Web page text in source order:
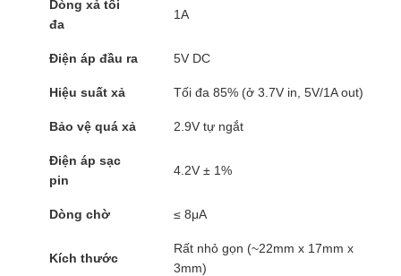
Dòng xả tối
đa
1A
Điện áp đầu ra 5V DC
Hiệu suất xả Tối đa 85% (ở 3.7V in, 5V/1A out)
Bảo vệ quá xả 2.9V tự ngắt
Điện áp sạc
pin
4.2V ± 1%
Dòng chờ ≤ 8μA
Kích thước
Rất nhỏ gọn (~22mm x 17mm x
3mm)